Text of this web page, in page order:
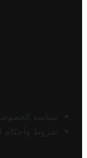
سياسة
شروط وأحكام